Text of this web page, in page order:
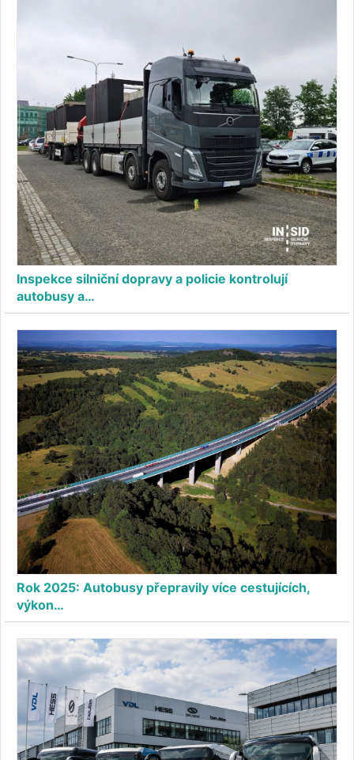
Inspekce silniční dopravy a policie kontrolují
autobusy a…
Rok 2025: Autobusy přepravily více cestujících,
výkon…